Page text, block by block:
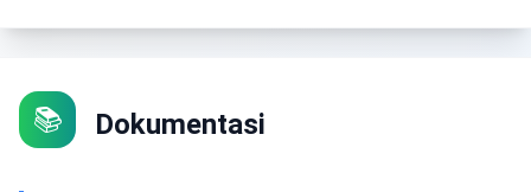
📚 Dokumentasi